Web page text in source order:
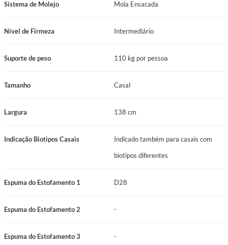
Sistema de Molejo Mola Ensacada
Nível de Firmeza Intermediário
Suporte de peso 110 kg por pessoa
Tamanho Casal
Largura 138 cm
Indicação Biotipos Casais
Indicado também para casais com
biotipos diferentes
Espuma do Estofamento 1 D28
Espuma do Estofamento 2 -
Espuma do Estofamento 3 -